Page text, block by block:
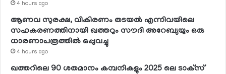
4 hours ago
ആണവ സുരക്ഷ, വികിരണം തടയല്‍ എന്നിവയിലെ
സഹകരണത്തിനായി ഖത്തറും സൗദി അറേബ്യയും ഒരു
ധാരണാപത്രത്തില്‍ ഒപ്പുവച്ചു
4 hours ago
ഖത്തറിലെ 90 ശതമാനം കമ്പനികളും 2025 ലെ ടാക്‌സ്